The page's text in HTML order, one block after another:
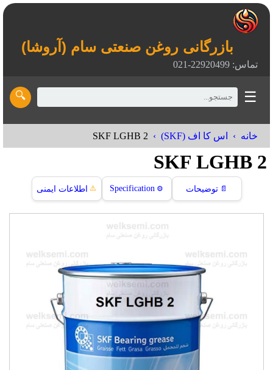
بازرگانی روغن صنعتی سام (آروشا)
تماس: 22920499-021
☰
🔍
خانه اس کا اف (SKF) SKF LGHB 2
SKF LGHB 2
📄 توضیحات ⚙️
Specification
⚠️ اطلاعات ایمنی